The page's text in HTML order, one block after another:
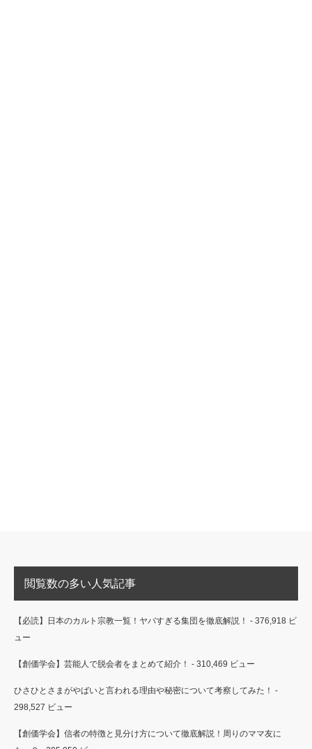
閲覧数の多い人気記事
【必読】日本のカルト宗教一覧！ヤバすぎる集団を徹底解説！ - 376,918 ビ
ュー
【創価学会】芸能人で脱会者をまとめて紹介！ - 310,469 ビュー
ひさひとさまがやばいと言われる理由や秘密について考察してみた！ -
298,527 ビュー
【創価学会】信者の特徴と見分け方について徹底解説！周りのママ友に